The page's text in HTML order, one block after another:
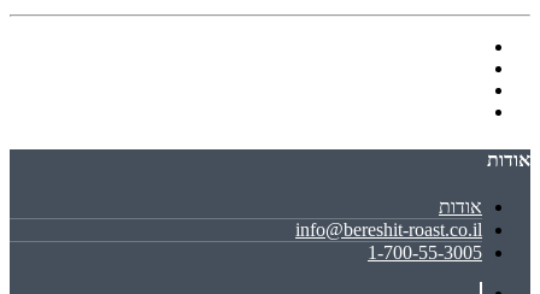
אודות
אודות
info@bereshit-roast.co.il
1-700-55-3005